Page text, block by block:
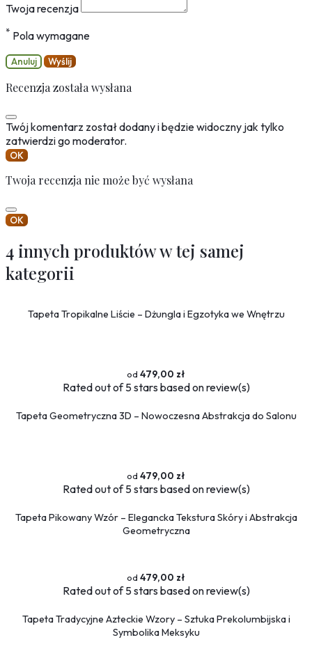
Twoja recenzja
* Pola wymagane
Anuluj Wyślij
Recenzja została wysłana
Twój komentarz został dodany i będzie widoczny jak tylko
zatwierdzi go moderator.
OK
Twoja recenzja nie może być wysłana
OK
4 innych produktów w tej samej
kategorii
Tapeta Tropikalne Liście – Dżungla i Egzotyka we Wnętrzu
479,00 zł
Ratedout of 5 stars based onreview(s)
Tapeta Geometryczna 3D – Nowoczesna Abstrakcja do Salonu
479,00 zł
Ratedout of 5 stars based onreview(s)
Tapeta Pikowany Wzór – Elegancka Tekstura Skóry i Abstrakcja
Geometryczna
479,00 zł
Ratedout of 5 stars based onreview(s)
Tapeta Tradycyjne Azteckie Wzory – Sztuka Prekolumbijska i
Symbolika Meksyku